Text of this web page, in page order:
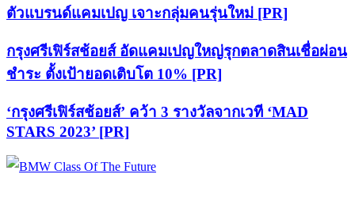
ตัวแบรนด์แคมเปญ เจาะกลุ่มคนรุ่นใหม่ [PR]
กรุงศรีเฟิร์สช้อยส์ อัดแคมเปญใหญ่รุกตลาดสินเชื่อผ่อน
ชำระ ตั้งเป้ายอดเติบโต 10% [PR]
‘กรุงศรีเฟิร์สช้อยส์’ คว้า 3 รางวัลจากเวที ‘MAD
STARS 2023’ [PR]